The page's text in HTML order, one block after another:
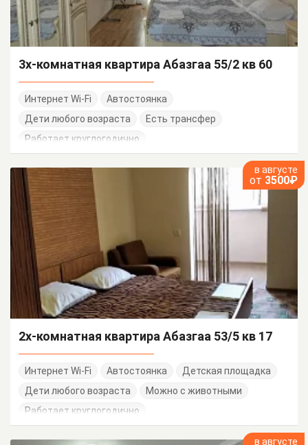
3х-комнатная квартира Абазгаа 55/2 кв 60
Интернет Wi-Fi
Автостоянка
Дети любого возраста
Есть трансфер
Работает круглогодично
в августе
от 3500₽
2х-комнатная квартира Абазгаа 53/5 кв 17
Интернет Wi-Fi Автостоянка
Детская площадка
Дети любого возраста
Можно с животными
Работает круглогодично
в августе